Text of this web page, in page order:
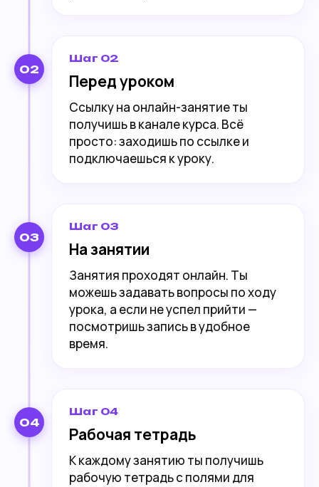
02
Шаг 02
Перед уроком
Ссылку на онлайн-занятие ты
получишь в канале курса. Всё
просто: заходишь по ссылке и
подключаешься к уроку.
03
Шаг 03
На занятии
Занятия проходят онлайн. Ты
можешь задавать вопросы по ходу
урока, а если не успел прийти —
посмотришь запись в удобное
время.
04
Шаг 04
Рабочая тетрадь
К каждому занятию ты получишь
рабочую тетрадь с полями для